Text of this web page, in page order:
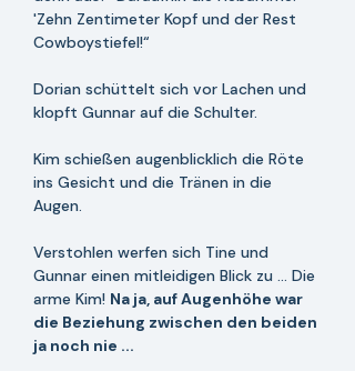
'Zehn Zentimeter Kopf und der Rest
Cowboystiefel!“
Dorian schüttelt sich vor Lachen und
klopft Gunnar auf die Schulter.
Kim schießen augenblicklich die Röte
ins Gesicht und die Tränen in die
Augen.
Verstohlen werfen sich Tine und
Gunnar einen mitleidigen Blick zu ... Die
arme Kim! Na ja, auf Augenhöhe war
die Beziehung zwischen den beiden
ja noch nie ...